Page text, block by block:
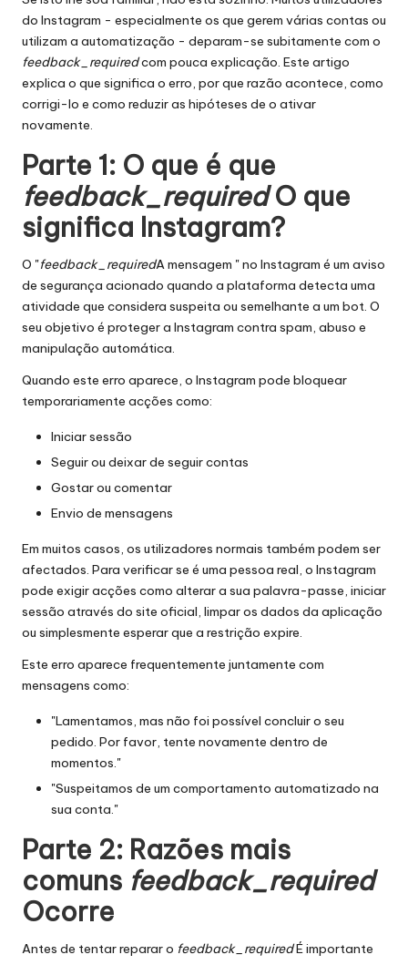
y
P
r
o
x
y
do Instagram - especialmente os que gerem várias contas ou
utilizam a automatização - deparam-se subitamente com o
feedback_requiredcom pouca explicação. Este artigo
explica o que significa o erro, por que razão acontece, como
corrigi-lo e como reduzir as hipóteses de o ativar
novamente.
Parte 1: O que é que
feedback_requiredO que
significa Instagram?
O "feedback_requiredA mensagem " no Instagram é um aviso
de segurança acionado quando a plataforma detecta uma
atividade que considera suspeita ou semelhante a um bot. O
seu objetivo é proteger a Instagram contra spam, abuso e
manipulação automática.
Quando este erro aparece, o Instagram pode bloquear
temporariamente acções como:
Iniciar sessão
Seguir ou deixar de seguir contas
Gostar ou comentar
Envio de mensagens
Em muitos casos, os utilizadores normais também podem ser
afectados. Para verificar se é uma pessoa real, o Instagram
pode exigir acções como alterar a sua palavra-passe, iniciar
sessão através do site oficial, limpar os dados da aplicação
ou simplesmente esperar que a restrição expire.
Este erro aparece frequentemente juntamente com
mensagens como:
"Lamentamos, mas não foi possível concluir o seu
pedido. Por favor, tente novamente dentro de
momentos."
"Suspeitamos de um comportamento automatizado na
sua conta."
Parte 2: Razões mais
comuns feedback_required
Ocorre
Antes de tentar reparar o feedback_requiredÉ importante